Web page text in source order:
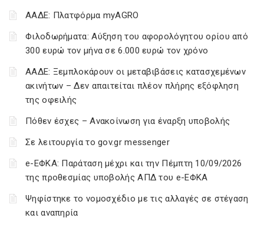
ΑΑΔΕ: Πλατφόρμα myAGRO
Φιλοδωρήματα: Αύξηση του αφορολόγητου ορίου από
300 ευρώ τον μήνα σε 6.000 ευρώ τον χρόνο
ΑΑΔΕ: Ξεμπλοκάρουν οι μεταβιβάσεις κατασχεμένων
ακινήτων – Δεν απαιτείται πλέον πλήρης εξόφληση
της οφειλής
Πόθεν έσχες – Ανακοίνωση για έναρξη υποβολής
Σε λειτουργία το gov.gr messenger
e-ΕΦΚΑ: Παράταση μέχρι και την Πέμπτη 10/09/2026
της προθεσμίας υποβολής ΑΠΔ του e-ΕΦΚΑ
Ψηφίστηκε το νομοσχέδιο με τις αλλαγές σε στέγαση
και αναπηρία